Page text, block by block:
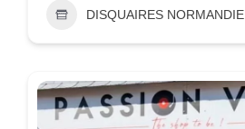
DISQUAIRES NORMANDIE